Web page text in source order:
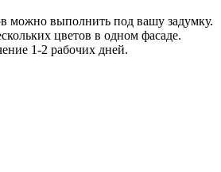
можно выполнить под вашу задумку.
цветов в одном фасаде.
1-2 рабочих дней.